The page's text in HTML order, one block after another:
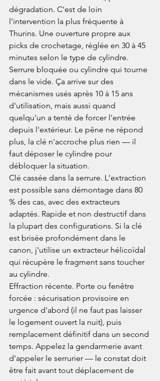
dégradation. C'est de loin
l'intervention la plus fréquente à
Thurins. Une ouverture propre aux
picks de crochetage, réglée en 30 à 45
minutes selon le type de cylindre.
Serrure bloquée ou cylindre qui tourne
dans le vide. Ça arrive sur des
mécanismes usés après 10 à 15 ans
d'utilisation, mais aussi quand
quelqu'un a tenté de forcer l'entrée
depuis l'extérieur. Le pêne ne répond
plus, la clé n'accroche plus rien — il
faut déposer le cylindre pour
débloquer la situation.
Clé cassée dans la serrure. L'extraction
est possible sans démontage dans 80
% des cas, avec des extracteurs
adaptés. Rapide et non destructif dans
la plupart des configurations. Si la clé
est brisée profondément dans le
canon, j'utilise un extracteur hélicoïdal
qui récupère le fragment sans toucher
au cylindre.
Effraction récente. Porte ou fenêtre
forcée : sécurisation provisoire en
urgence d'abord (il ne faut pas laisser
le logement ouvert la nuit), puis
remplacement définitif dans un second
temps. Appelez la gendarmerie avant
d'appeler le serrurier — le constat doit
être fait avant tout déplacement de